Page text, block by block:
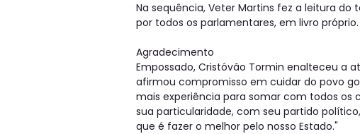
Na sequência, Veter Martins fez a leitura
por todos os parlamentares, em livro próprio.
Agradecimento
Empossado, Cristóvão Tormin enalteceu a
afirmou compromisso em cuidar do povo
mais experiência para somar com todos os
sua particularidade, com seu partido
que é fazer o melhor pelo nosso Estado."